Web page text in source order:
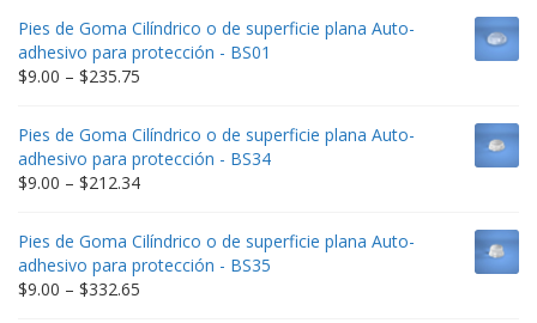
Pies de Goma Cilíndrico o de superficie plana Auto-
adhesivo para protección - BS01
$9.00 – $235.75
$9.00
through
$235.75
Pies de Goma Cilíndrico o de superficie plana Auto-
adhesivo para protección - BS34
$9.00 – $212.34Price
$9.00
through
$212.34
Pies de Goma Cilíndrico o de superficie plana Auto-
adhesivo para protección - BS35
$9.00 – $332.65